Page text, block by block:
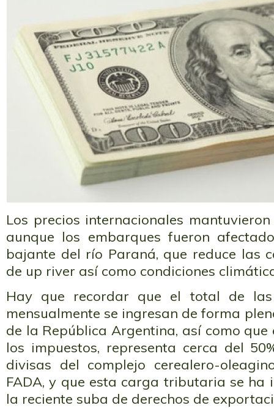
Los precios internacionales
aunque los embarques fueron
bajante del río Paraná, que reduce las
de up river así como condiciones
Hay que recordar que el total de
mensualmente se ingresan de forma
de la República Argentina, así como
los impuestos, representa cerca del
divisas del complejo cerealero-
FADA, y que esta carga tributaria se ha
la reciente suba de derechos de